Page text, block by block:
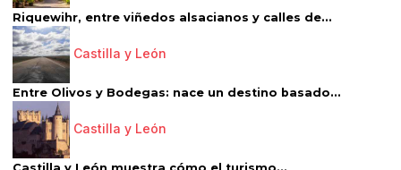
Riquewihr, entre viñedos alsacianos y calles de...
Castilla y León
Entre Olivos y Bodegas: nace un destino basado...
Castilla y León